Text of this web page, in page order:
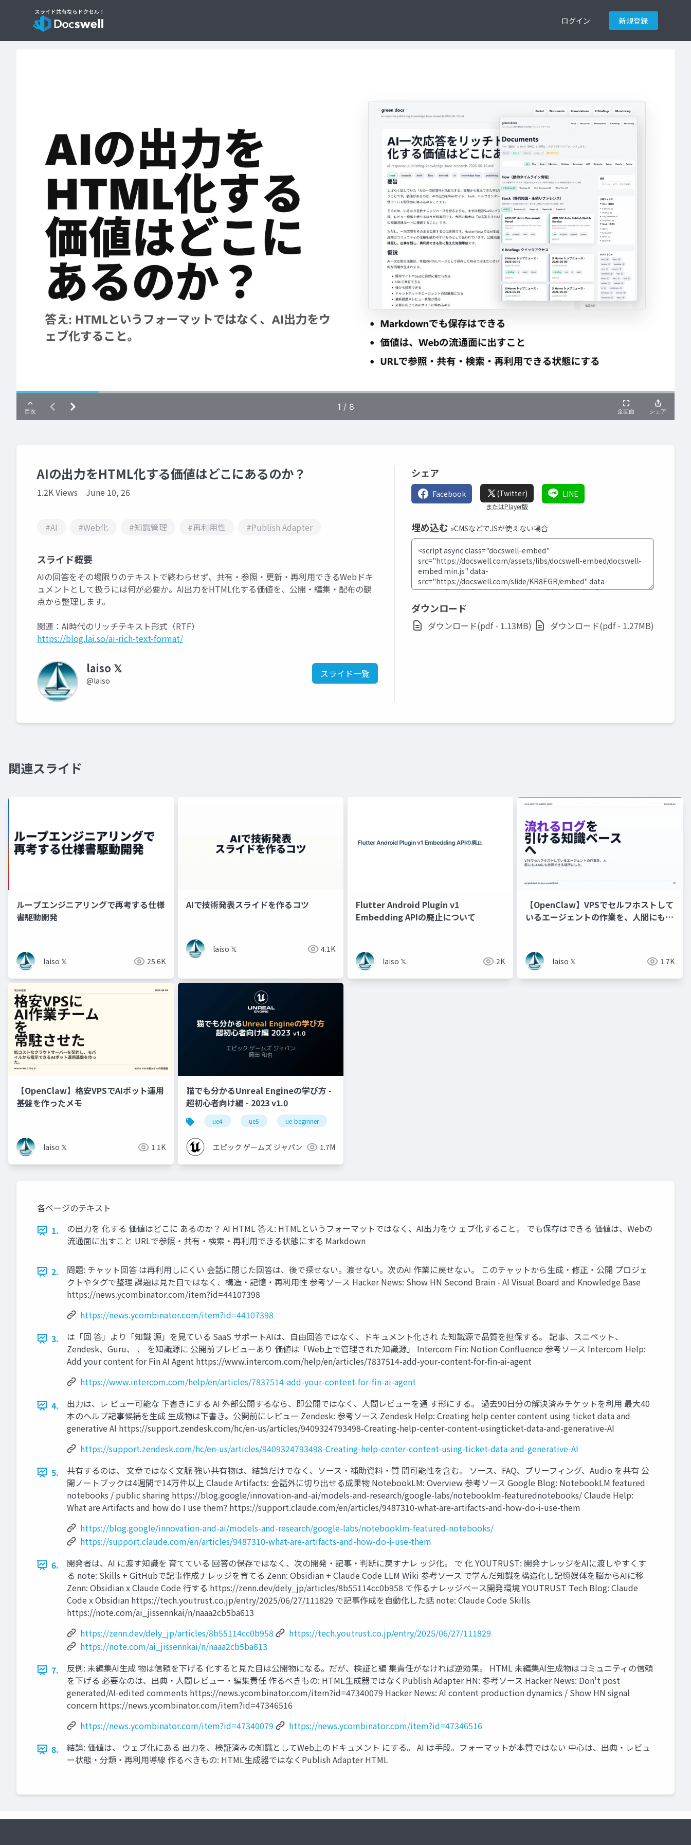
ログイン 新規登録
AIの出力をHTML化する価値はどこにあるのか？
1.2K Views June 10, 26
#AI #Web化 #知識管理 #再利用性 #Publish Adapter
スライド概要
AIの回答をその場限りのテキストで終わらせず、共有・参照・更新・再利用できるWebドキ
ュメントとして扱うには何が必要か。AI出力をHTML化する価値を、公開・編集・配布の観
点から整理します。
関連：AI時代のリッチテキスト形式（RTF）
https://blog.lai.so/ai-rich-text-format/
laiso 𝕏
@laiso
スライド一覧
シェア
Facebook (Twitter)
またはPlayer版
LINE
埋め込む »CMSなどでJSが使えない場合
ダウンロード
ダウンロード(pdf - 1.13MB) ダウンロード(pdf - 1.27MB)
関連スライド
ループエンジニアリングで再考する仕様
書駆動開発
laiso 𝕏 25.6K
AIで技術発表スライドを作るコツ
laiso 𝕏 4.1K
Flutter Android Plugin v1
Embedding APIの廃止について
laiso 𝕏 2K
【OpenClaw】VPSでセルフホストして
いるエージェントの作業を、人間にも
laiso 𝕏 1.7K
【OpenClaw】格安VPSでAIボット運用
基盤を作ったメモ
laiso 𝕏 1.1K
猫でも分かるUnreal Engineの学び方 -
超初心者向け編 - 2023 v1.0
ue4 ue5 ue-beginner
エピック ゲームズ ジャパン 1.7M
各ページのテキスト
1.
の出力を 化する 価値はどこに あるのか？ AI HTML 答え: HTMLというフォーマットではなく、AI出力をウ ェブ化すること。 でも保存はできる 価値は、Webの
流通面に出すこと URLで参照・共有・検索・再利用できる状態にする Markdown
2.
問題: チャット回答 は再利用しにくい 会話に閉じた回答は、後で探せない。渡せない。次のAI 作業に戻せない。 このチャットから生成・修正・公開 プロジェ
クトやタグで整理 課題は見た目ではなく、構造・記憶・再利用性 参考ソース Hacker News: Show HN Second Brain - AI Visual Board and Knowledge Base
https://news.ycombinator.com/item?id=44107398
https://news.ycombinator.com/item?id=44107398
3.
は「回 答」より「知識 源」を見ている SaaS サポートAIは、自由回答ではなく、ドキュメント化され た知識源で品質を担保する。 記事、スニペット、
Zendesk、Guru、 、 を知識源に 公開前プレビューあり 価値は「Web上で管理された知識源」 Intercom Fin: Notion Confluence 参考ソース Intercom Help:
Add your content for Fin AI Agent https://www.intercom.com/help/en/articles/7837514-add-your-content-for-fin-ai-agent
https://www.intercom.com/help/en/articles/7837514-add-your-content-for-fin-ai-agent
4.
出力は、レ ビュー可能な 下書きにする AI 外部公開するなら、即公開ではなく、人間レビューを通 す形にする。 過去90日分の解決済みチケットを利用 最大40
本のヘルプ記事候補を生成 生成物は下書き。公開前にレビュー Zendesk: 参考ソース Zendesk Help: Creating help center content using ticket data and
generative AI https://support.zendesk.com/hc/en-us/articles/9409324793498-Creating-help-center-content-usingticket-data-and-generative-AI
https://support.zendesk.com/hc/en-us/articles/9409324793498-Creating-help-center-content-using-ticket-data-and-generative-AI
5.
共有するのは、 文章ではなく文脈 強い共有物は、結論だけでなく、ソース・補助資料・質 問可能性を含む。 ソース、FAQ、ブリーフィング、Audio を共有 公
開ノートブックは4週間で14万件以上 Claude Artifacts: 会話外に切り出せる成果物 NotebookLM: Overview 参考ソース Google Blog: NotebookLM featured
notebooks / public sharing https://blog.google/innovation-and-ai/models-and-research/google-labs/notebooklm-featurednotebooks/ Claude Help:
What are Artifacts and how do I use them? https://support.claude.com/en/articles/9487310-what-are-artifacts-and-how-do-i-use-them
https://blog.google/innovation-and-ai/models-and-research/google-labs/notebooklm-featured-notebooks/
https://support.claude.com/en/articles/9487310-what-are-artifacts-and-how-do-i-use-them
6.
開発者は、AI に渡す知識を 育てている 回答の保存ではなく、次の開発・記事・判断に戻すナレ ッジ化。 で 化 YOUTRUST: 開発ナレッジをAIに渡しやすくす
る note: Skills + GitHubで記事作成ナレッジを育てる Zenn: Obsidian + Claude Code LLM Wiki 参考ソース で学んだ知識を構造化し記憶媒体を脳からAIに移
Zenn: Obsidian x Claude Code 行する https://zenn.dev/dely_jp/articles/8b55114cc0b958 で作るナレッジベース開発環境 YOUTRUST Tech Blog: Claude
Code x Obsidian https://tech.youtrust.co.jp/entry/2025/06/27/111829 で記事作成を自動化した話 note: Claude Code Skills
https://note.com/ai_jissennkai/n/naaa2cb5ba613
https://zenn.dev/dely_jp/articles/8b55114cc0b958
https://tech.youtrust.co.jp/entry/2025/06/27/111829
https://note.com/ai_jissennkai/n/naaa2cb5ba613
7.
反例: 未編集AI生成 物は信頼を下げる 化すると見た目は公開物になる。だが、検証と編 集責任がなければ逆効果。 HTML 未編集AI生成物はコミュニティの信頼
を下げる 必要なのは、出典・人間レビュー・編集責任 作るべきもの: HTML生成器ではなくPublish Adapter HN: 参考ソース Hacker News: Don't post
generated/AI-edited comments https://news.ycombinator.com/item?id=47340079 Hacker News: AI content production dynamics / Show HN signal
concern https://news.ycombinator.com/item?id=47346516
https://news.ycombinator.com/item?id=47340079
https://news.ycombinator.com/item?id=47346516
8.
結論: 価値は、 ウェブ化にある 出力を、検証済みの知識としてWeb上のドキュメント にする。 AI は手段。フォーマットが本質ではない 中心は、出典・レビュ
ー状態・分類・再利用導線 作るべきもの: HTML生成器ではなくPublish Adapter HTML